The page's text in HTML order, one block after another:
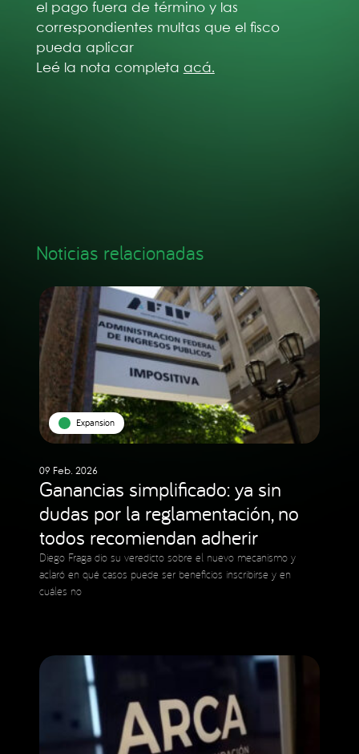
el pago fuera de término y las
correspondientes multas que el fisco
pueda aplicar
Leé la nota completa acá.
Noticias relacionadas
Expansion
09 Feb. 2026
Ganancias simplificado: ya sin
dudas por la reglamentación, no
todos recomiendan adherir
Diego Fraga dio su veredicto sobre el nuevo mecanismo y
aclaró en qué casos puede ser beneficios inscribirse y en
cuáles no